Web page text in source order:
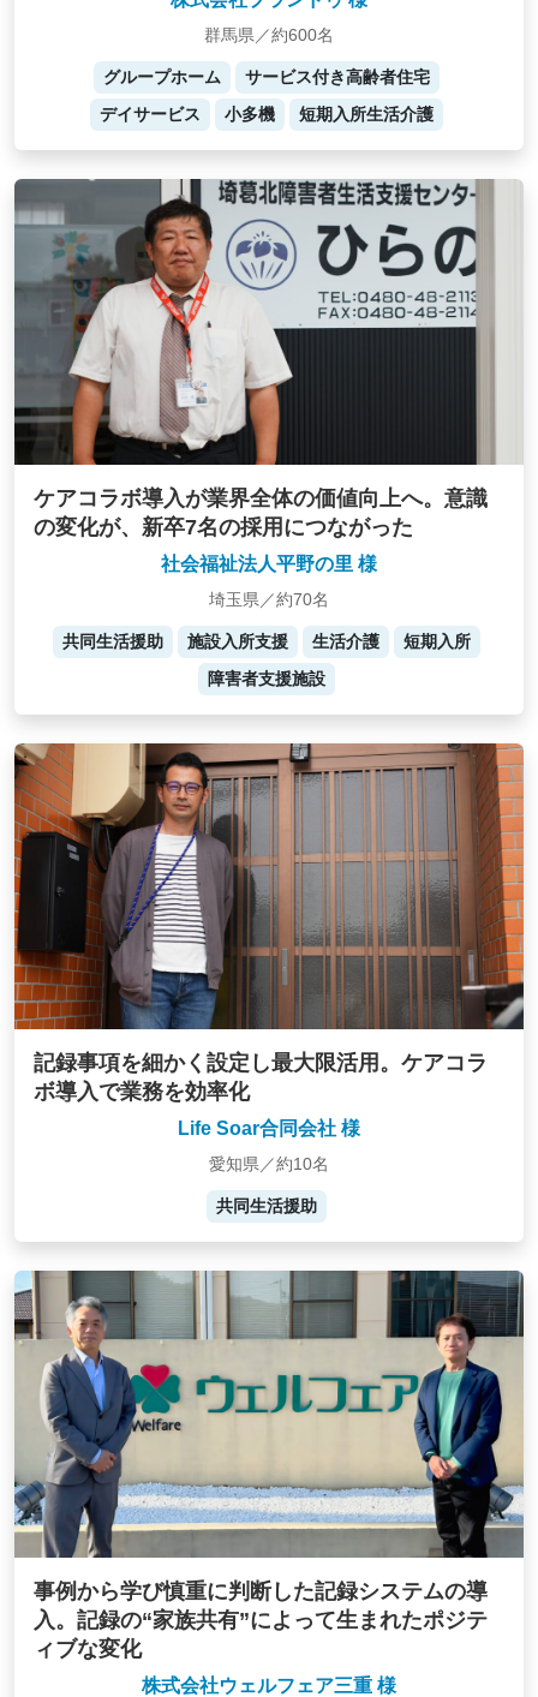
群馬県／約600名
グループホーム
サービス付き高齢者住宅
デイサービス
小多機 短期入所生活介護
ケアコラボ導入が業界全体の価値向上へ。意識
の変化が、新卒7名の採用につながった
社会福祉法人平野の里 様
埼玉県／約70名
共同生活援助 施設入所支援 生活介護
短期入所
障害者支援施設
記録事項を細かく設定し最大限活用。ケアコラ
ボ導入で業務を効率化
Life Soar合同会社 様
愛知県／約10名
共同生活援助
事例から学び慎重に判断した記録システムの導
入。記録の“家族共有”によって生まれたポジテ
ィブな変化
株式会社ウェルフェア三重 様